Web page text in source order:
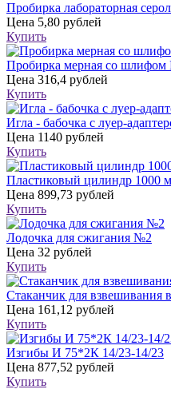
Пробирка лабораторная
Цена 5,80 рублей
Купить
Пробирка мерная со
Цена 316,4 рублей
Купить
Игла - бабочка с луер-
Цена 1140 рублей
Купить
Пластиковый цилиндр 1000
Цена 899,73 рублей
Купить
Лодочка для сжигания №2
Цена 32 рублей
Купить
Стаканчик для взвешивания
Цена 161,12 рублей
Купить
Изгибы И 75*2К 14/23-14/23
Цена 877,52 рублей
Купить